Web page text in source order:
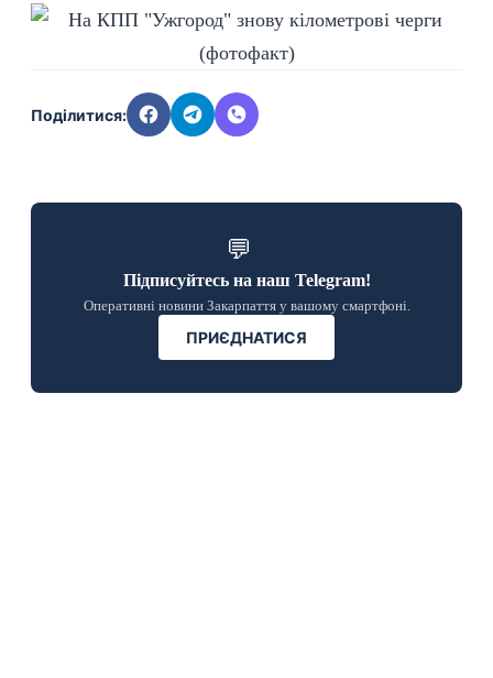
Поділитися:
💬
Підписуйтесь на наш Telegram!
Оперативні новини Закарпаття у вашому смартфоні.
ПРИЄДНАТИСЯ